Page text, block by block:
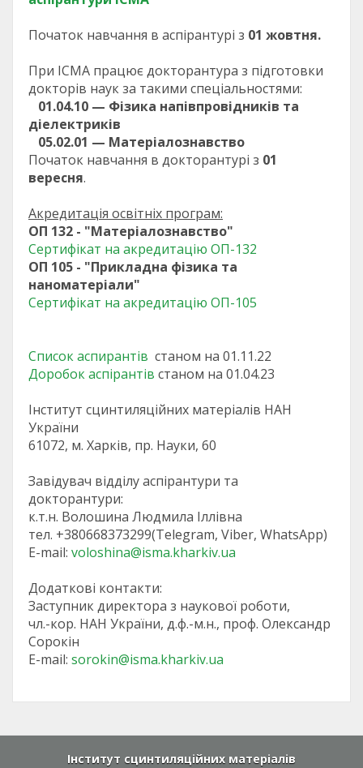
Початок навчання в аспірантурі з 01 жовтня.
При ІСМА працює докторантура з підготовки
докторів наук за такими спеціальностями:
01.04.10 — Фізика напівпровідників та
діелектриків
05.02.01 — Матеріалознавство
Початок навчання в докторантурі з 01
вересня.
Акредитація освітніх програм:
ОП 132 - "Матеріалознавство"
Сертифікат на акредитацію ОП-132
ОП 105 - "Прикладна фізика та
наноматеріали"
Сертифікат на акредитацію ОП-105
Список аспирантів станом на 01.11.22
Доробок аспірантів станом на 01.04.23
Інститут сцинтиляційних матеріалів НАН
України
61072, м. Харків, пр. Науки, 60
Завідувач відділу аспірантури та
докторантури:
к.т.н. Волошина Людмила Іллівна
тел. +380668373299(Telegram, Viber, WhatsApp)
E-mail: voloshina@isma.kharkiv.ua
Додаткові контакти:
Заступник директора з наукової роботи,
чл.-кор. НАН України, д.ф.-м.н., проф. Олександр
Сорокін
E-mail: sorokin@isma.kharkiv.ua
Інститут сцинтиляційних матеріалів